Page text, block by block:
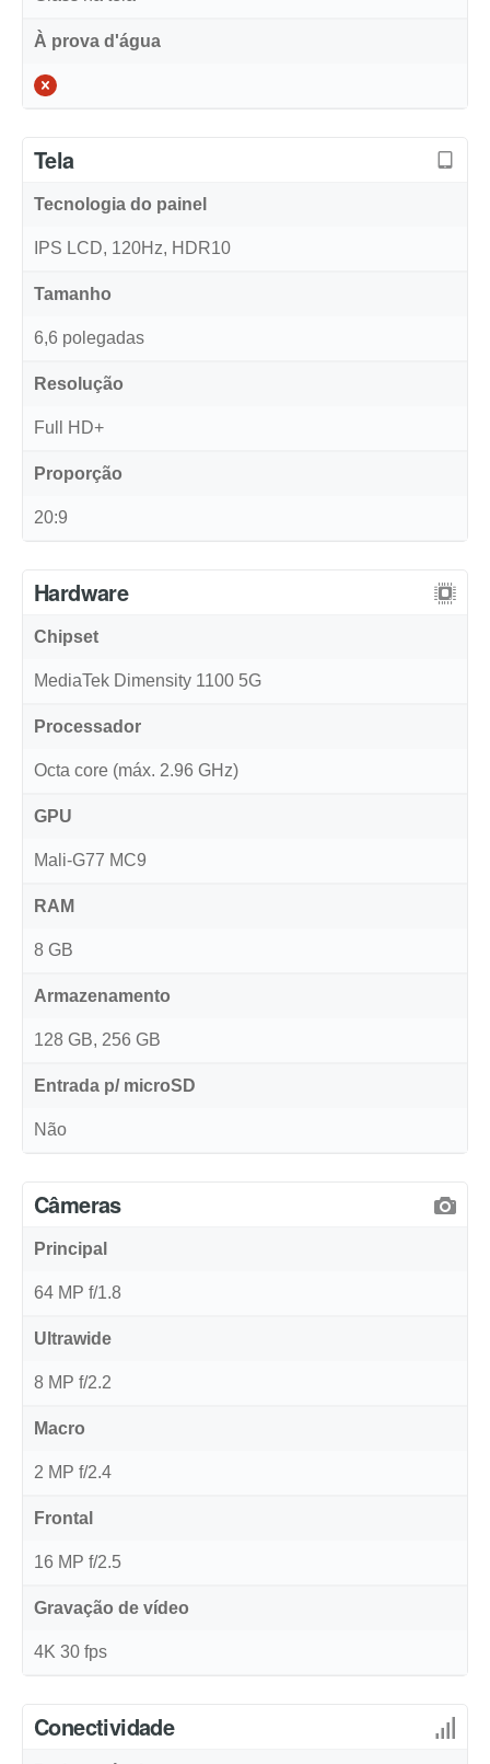
À prova d'água
Tela
Tecnologia do painel
IPS LCD, 120Hz, HDR10
Tamanho
6,6 polegadas
Resolução
Full HD+
Proporção
20:9
Hardware
Chipset
MediaTek Dimensity 1100 5G
Processador
Octa core (máx. 2.96 GHz)
GPU
Mali-G77 MC9
RAM
8 GB
Armazenamento
128 GB, 256 GB
Entrada p/ microSD
Não
Câmeras
Principal
64 MP f/1.8
Ultrawide
8 MP f/2.2
Macro
2 MP f/2.4
Frontal
16 MP f/2.5
Gravação de vídeo
4K 30 fps
Conectividade